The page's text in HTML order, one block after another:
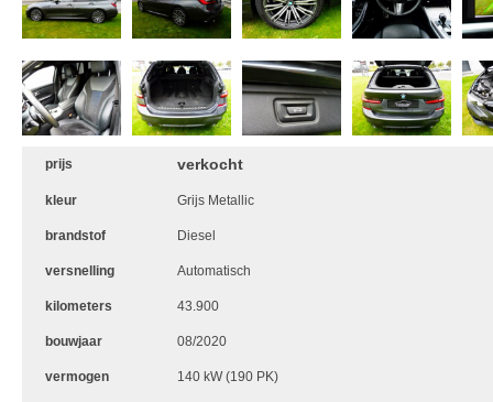
prijs verkocht
kleur Grijs Metallic
brandstof Diesel
versnelling Automatisch
kilometers 43.900
bouwjaar 08/2020
vermogen 140 kW (190 PK)